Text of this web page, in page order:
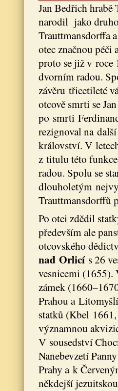
Jan Bedřich
narodil jako
Trauttmansdorffa
otec značnou
proto se již v roce
dvorním radou.
závěru třicetileté
otcově smrti se
po smrti
rezignoval na
království. V
z titulu této
radou. Spolu se
dlouholetým
Trauttmansdorffů
Po otci zdědil
především ale
otcovského
nad Orlicí s 26
vesnicemi (1655).
zámek
Prahou a
statků (Kbel
významnou
V sousedství
Nanebevzetí
Prahy a k
někdejší